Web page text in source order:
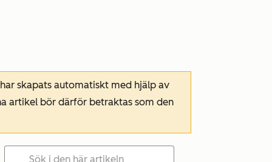
skapats automatiskt med hjälp av
artikel bör därför betraktas som den